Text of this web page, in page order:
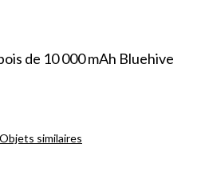
de 10 000 mAh Bluehive
Objets similaires